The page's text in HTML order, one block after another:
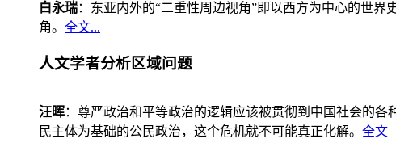
白永瑞：东亚内外的“二重性周边视角”即以西方为中心的世
角。 全文...
人文学者分析区域问题
汪晖：尊严政治和平等政治的逻辑应该被贯彻到中国社会的
民主体为基础的公民政治，这个危机就不可能真正化解。 全文